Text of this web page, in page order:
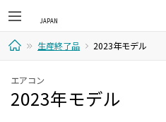
ー
生産終了品 2023年モデル
エアコン
2023年モデル